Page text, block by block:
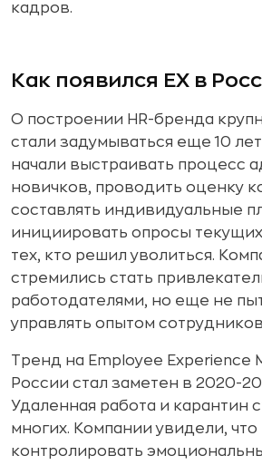
кадров.
Как появился EX в
О построении HR-бренда
стали задумываться еще 10
начали выстраивать процесс
новичков, проводить оценку
составлять индивидуальные
инициировать опросы
тех, кто решил уволиться.
стремились стать
работодателями, но еще не
управлять опытом
Тренд на Employee Experience
России стал заметен в 2020-
Удаленная работа и карантин
многих. Компании увидели,
контролировать